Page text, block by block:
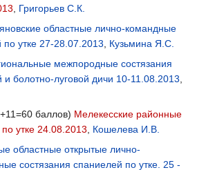
Григорьев С.К.
областные лично-командные
по утке 27-28.07.2013
Кузьмина Я.С.
межпородные состязания
болотно-луговой дичи 10-11.08.2013
баллов) Мелекесские районные
утке 24.08.2013
Кошелева И.В.
областные открытые лично-
состязания спаниелей по утке. 25 -